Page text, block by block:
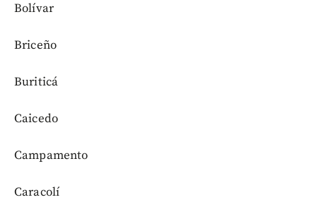
Bolívar
Briceño
Buriticá
Caicedo
Campamento
Caracolí